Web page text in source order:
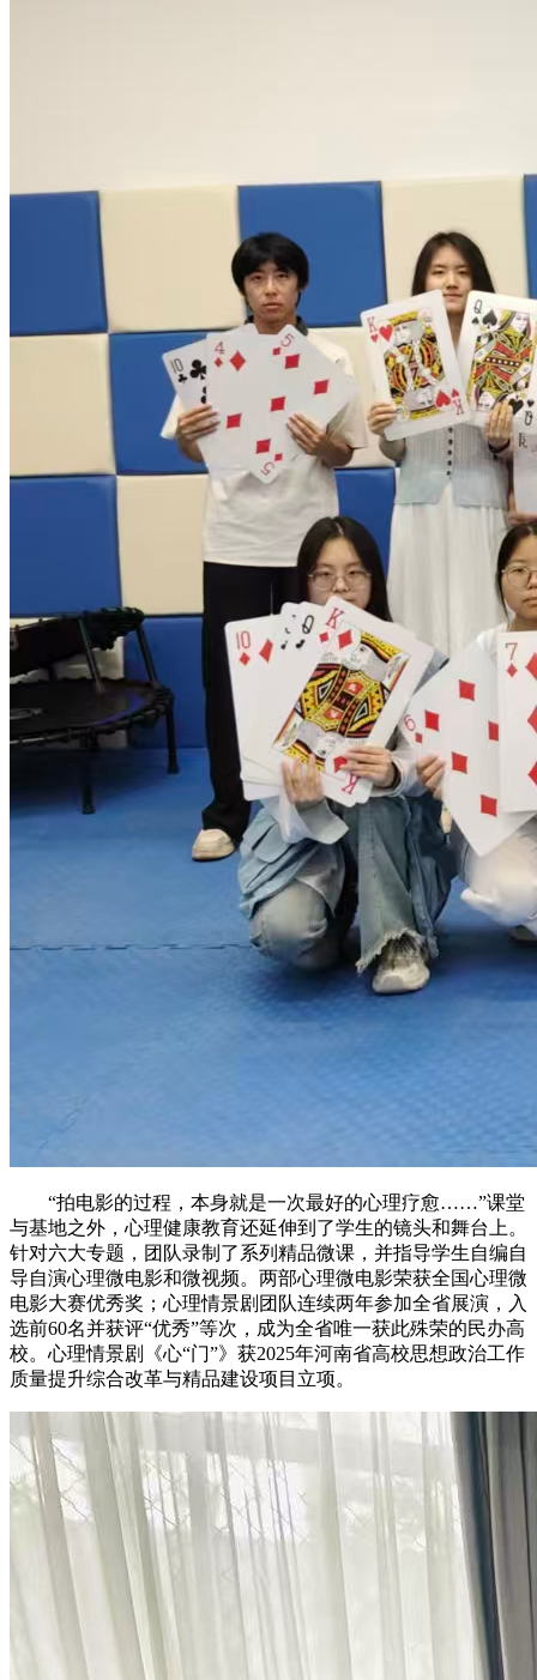
“拍电影的过程，本身就是一次最好的心理疗愈……”课堂
与基地之外，心理健康教育还延伸到了学生的镜头和舞台上。
针对六大专题，团队录制了系列精品微课，并指导学生自编自
导自演心理微电影和微视频。两部心理微电影荣获全国心理微
电影大赛优秀奖；心理情景剧团队连续两年参加全省展演，入
选前60名并获评“优秀”等次，成为全省唯一获此殊荣的民办高
校。心理情景剧《心“门”》获2025年河南省高校思想政治工作
质量提升综合改革与精品建设项目立项。